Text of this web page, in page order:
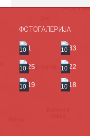
ФОТОГАЛЕРИЈА
10 10
10 10
10 10